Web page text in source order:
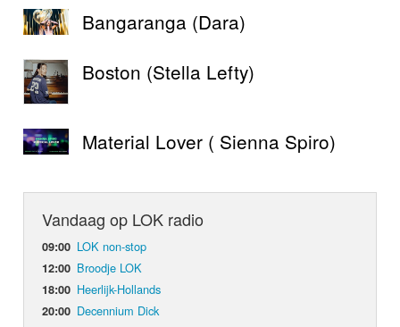
Bangaranga (Dara)
Boston (Stella Lefty)
Material Lover ( Sienna Spiro)
Vandaag op LOK radio
09:00 LOK non-stop
12:00 Broodje LOK
18:00 Heerlijk-Hollands
20:00 Decennium Dick